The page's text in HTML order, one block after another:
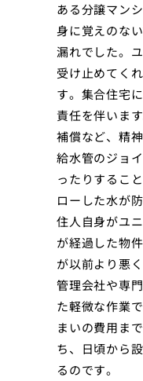
ある分譲マン
身に覚えのな
漏れでした。
受け止めてく
す。集合住宅
責任を伴いま
補償など、精
給水管のジョ
ったりするこ
ローした水が
住人自身がユ
が経過した物
が以前より悪
管理会社や専
た軽微な作業
まいの費用ま
ち、日頃から
るのです。